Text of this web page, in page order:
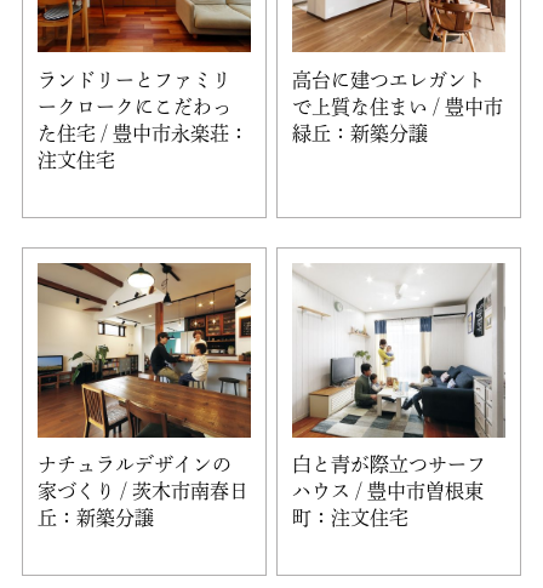
ランドリーとファミリ
ークロークにこだわっ
た住宅 / 豊中市永楽荘：
注文住宅
高台に建つエレガント
で上質な住まい / 豊中市
緑丘：新築分譲
ナチュラルデザインの
家づくり / 茨木市南春日
丘：新築分譲
白と青が際立つサーフ
ハウス / 豊中市曽根東
町：注文住宅